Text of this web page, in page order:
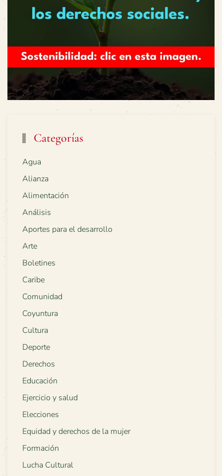
Categorías
Agua
Alianza
Alimentación
Análisis
Aportes para el desarrollo
Arte
Boletines
Caribe
Comunidad
Coyuntura
Cultura
Deporte
Derechos
Educación
Ejercicio y salud
Elecciones
Equidad y derechos de la mujer
Formación
Lucha Cultural